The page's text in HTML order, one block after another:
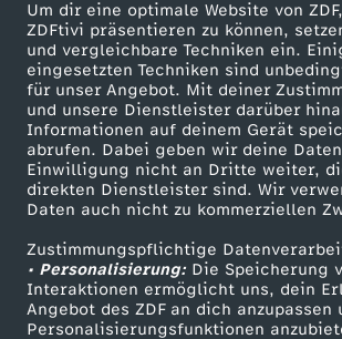
Um dir eine optimale Website von
ZDFtivi präsentieren zu können,
und vergleichbare Techniken ein.
eingesetzten Techniken sind
für unser Angebot. Mit deiner
und unsere Dienstleister darüber
Informationen auf deinem Gerät
abrufen. Dabei geben wir deine
Einwilligung nicht an Dritte weiter,
direkten Dienstleister sind. Wir
Daten auch nicht zu kommerziellen
Zustimmungspflichtige
• Personalisierung:Die Speicherung
Interaktionen ermöglicht uns, dein
Angebot des ZDF an dich anzupassen
Personalisierungsfunktionen
n
g
v
o
m
2
Mehr ZDF
ZDF-Apps
Smart TV
ZDFtext
Livestreams
Sendungen A-Z
TV-Programm
Service
ZDFmitreden
Kontakt
Tickets
Hilfe